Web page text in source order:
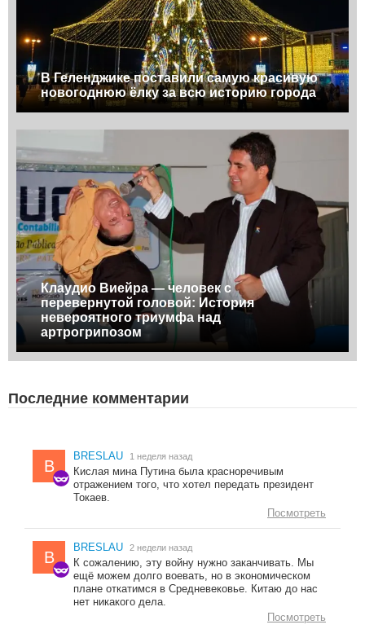
В Геленджике поставили самую красивую
новогоднюю ёлку за всю историю города
Клаудио Виейра — человек с
перевернутой головой: История
невероятного триумфа над
артрогрипозом
Последние комментарии
B
BRESLAU 1 неделя назад
Кислая мина Путина была красноречивым
отражением того, что хотел передать президент
Токаев.
Посмотреть
B
BRESLAU 2 недели назад
К сожалению, эту войну нужно заканчивать. Мы
ещё можем долго воевать, но в экономическом
плане откатимся в Средневековье. Китаю до нас
нет никакого дела.
Посмотреть